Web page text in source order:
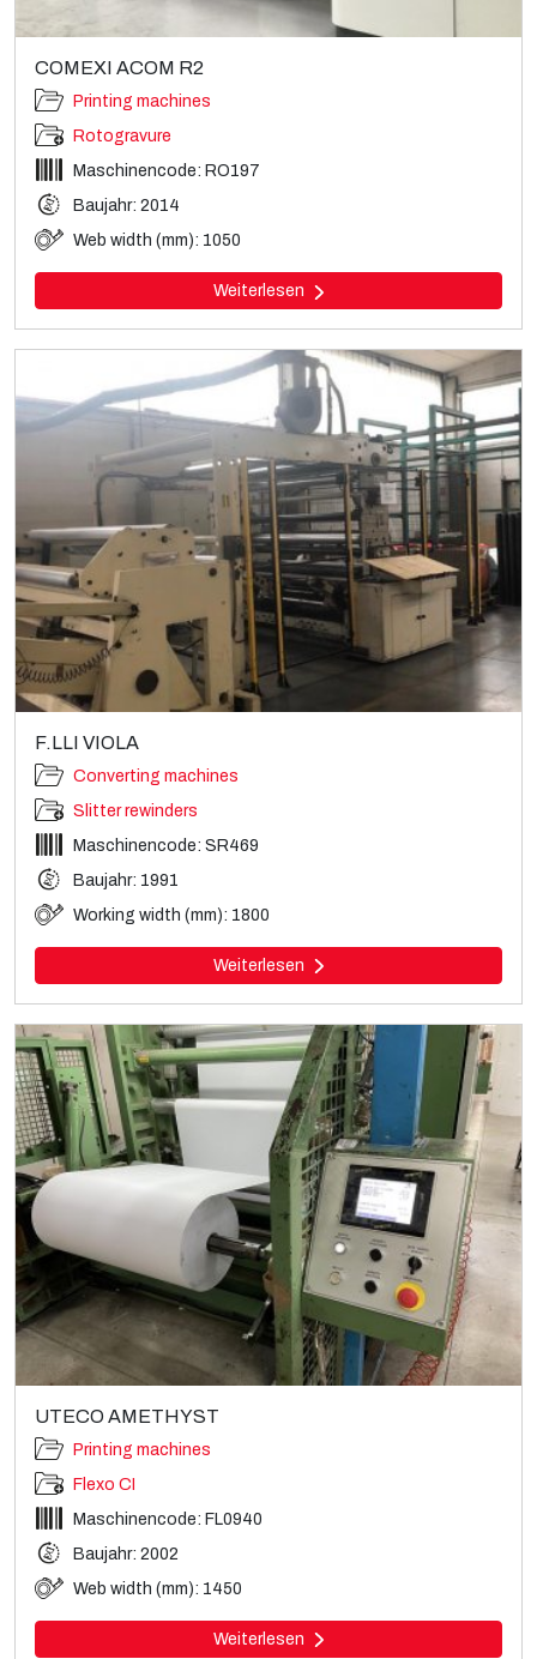
COMEXI ACOM R2
Printing machines
Rotogravure
Maschinencode: RO197
Baujahr: 2014
Web width (mm): 1050
Weiterlesen
F.LLI VIOLA
Converting machines
Slitter rewinders
Maschinencode: SR469
Baujahr: 1991
Working width (mm): 1800
Weiterlesen
UTECO AMETHYST
Printing machines
Flexo CI
Maschinencode: FL0940
Baujahr: 2002
Web width (mm): 1450
Weiterlesen